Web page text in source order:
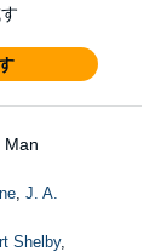
Man
, J. A.
Shelby,